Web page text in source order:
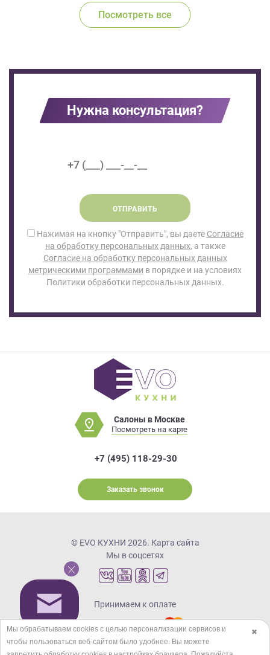
Посмотреть все
Нужна консультация?
ОТПРАВИТЬ
Нажимая на кнопку "Отправить", вы даете Согласие
на обработку персональных данных, а также
Согласие на обработку персональных данных
метрическими программами в порядке и на условиях
Политики обработки персональных данных.
Салоны в Москве
Посмотреть на карте
+7 (495) 118-29-30
Заказать звонок
© EVO КУХНИ 2026. Карта сайта
Мы в соцсетях
Принимаем к оплате
Кредиты и рассрочка
✖
Мы обрабатываем cookies с целью персонализации сервисов и
чтобы пользоваться веб-сайтом было удобнее. Вы можете